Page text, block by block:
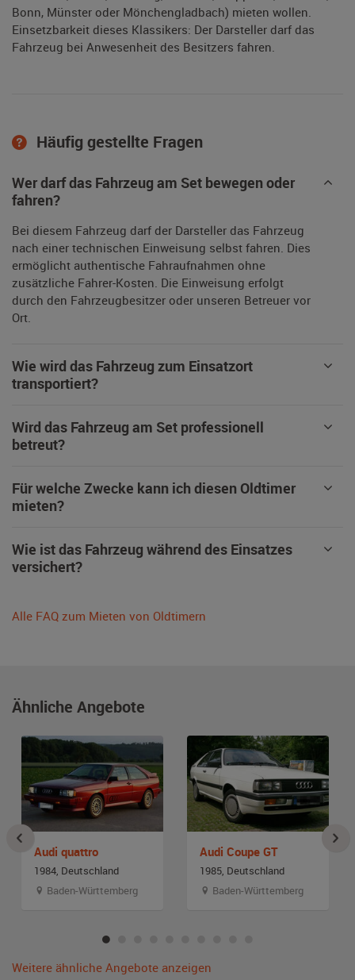
Bonn, Münster oder Mönchengladbach) mieten wollen.
Einsetzbarkeit dieses Klassikers: Der Darsteller darf das
Fahrzeug bei Anwesenheit des Besitzers fahren.
Häufig gestellte Fragen
Wer darf das Fahrzeug am Set bewegen oder
fahren?
Bei diesem Fahrzeug darf der Darsteller das Fahrzeug
nach einer technischen Einweisung selbst fahren. Dies
ermöglicht authentische Fahraufnahmen ohne
zusätzliche Fahrer-Kosten. Die Einweisung erfolgt
durch den Fahrzeugbesitzer oder unseren Betreuer vor
Ort.
Wie wird das Fahrzeug zum Einsatzort
transportiert?
Wird das Fahrzeug am Set professionell
betreut?
Für welche Zwecke kann ich diesen Oldtimer
mieten?
Wie ist das Fahrzeug während des Einsatzes
versichert?
Alle FAQ zum Mieten von Oldtimern
Ähnliche Angebote
Audi quattro
1984, Deutschland
Baden-Württemberg
Audi Coupe GT
1985, Deutschland
Baden-Württemberg
Weitere ähnliche Angebote anzeigen